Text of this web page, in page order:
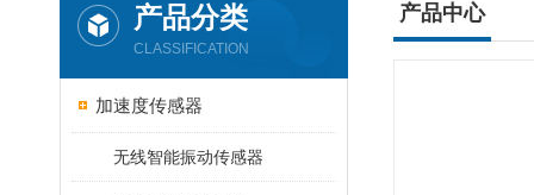
产品分类
CLASSIFICATION
加速度传感器
无线智能振动传感器
产品中心